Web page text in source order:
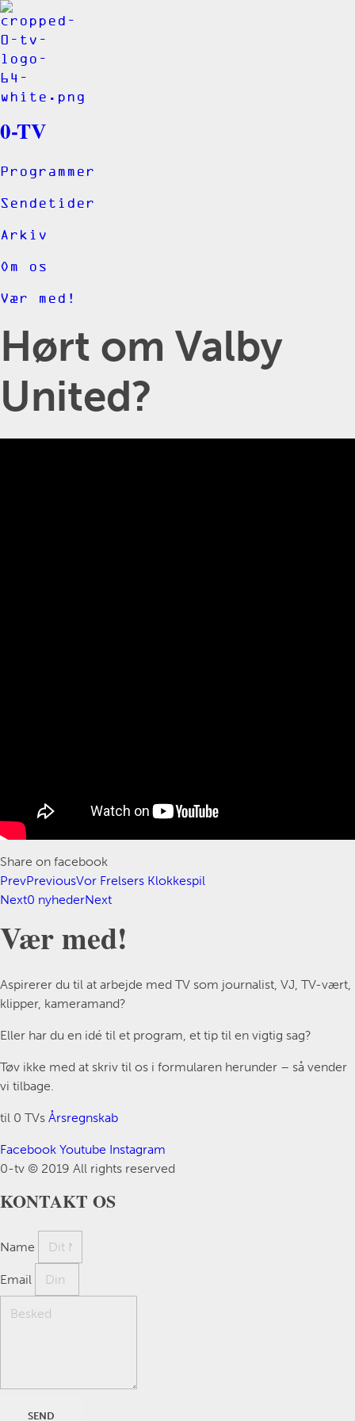
0-TV
Programmer
Sendetider
Arkiv
Om os
Vær med!
Hørt om Valby
United?
Share on facebook
PrevPreviousVor Frelsers Klokkespil
Next0 nyhederNext
Vær med!
Aspirerer du til at arbejde med TV som journalist, VJ, TV-vært,
klipper, kameramand?
Eller har du en idé til et program, et tip til en vigtig sag?
Tøv ikke med at skriv til os i formularen herunder – så vender
vi tilbage.
til 0 TVs Årsregnskab
Facebook Youtube Instagram
0-tv © 2019 All rights reserved​
KONTAKT OS
Name
Email
SEND